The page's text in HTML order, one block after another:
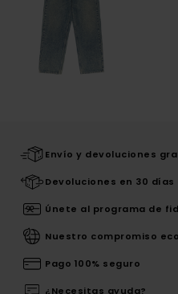
Envío y devoluciones
Devoluciones en 30 días
Únete al programa de
Nuestro compromiso
Pago 100% seguro
¿Necesitas ayuda?